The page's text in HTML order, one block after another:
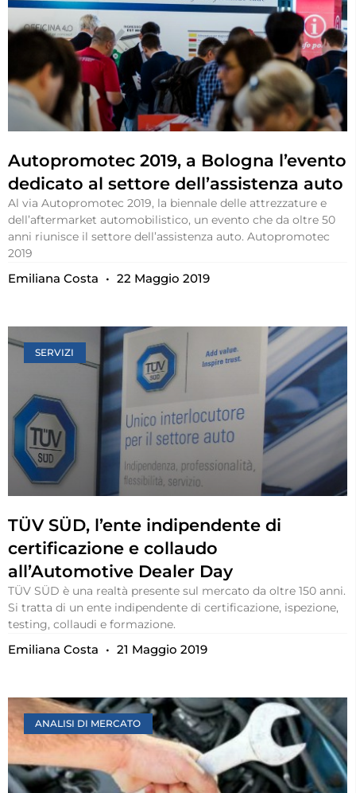
Autopromotec 2019, a Bologna l’evento
dedicato al settore dell’assistenza auto
Al via Autopromotec 2019, la biennale delle attrezzature e
dell’aftermarket automobilistico, un evento che da oltre 50
anni riunisce il settore dell’assistenza auto. Autopromotec
2019
Emiliana Costa 22 Maggio 2019
SERVIZI
TÜV SÜD, l’ente indipendente di
certificazione e collaudo
all’Automotive Dealer Day
TÜV SÜD è una realtà presente sul mercato da oltre 150 anni.
Si tratta di un ente indipendente di certificazione, ispezione,
testing, collaudi e formazione.
Emiliana Costa 21 Maggio 2019
ANALISI DI MERCATO